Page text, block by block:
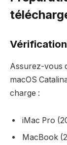
Assurez-vous
macOS
charge :
iMac Pro
MacBook